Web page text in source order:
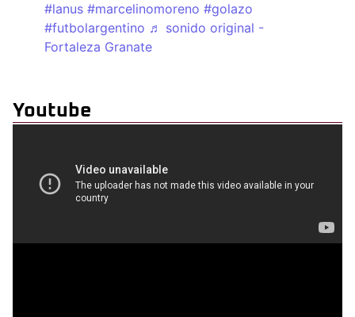
#lanus #marcelinomoreno #golazo
#futbolargentino ♬ sonido original -
Fortaleza Granate
Youtube